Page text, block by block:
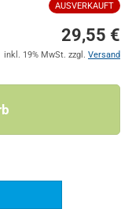
AUSVERKAUFT
29,55 €
inkl. 19% MwSt. zzgl. Versand